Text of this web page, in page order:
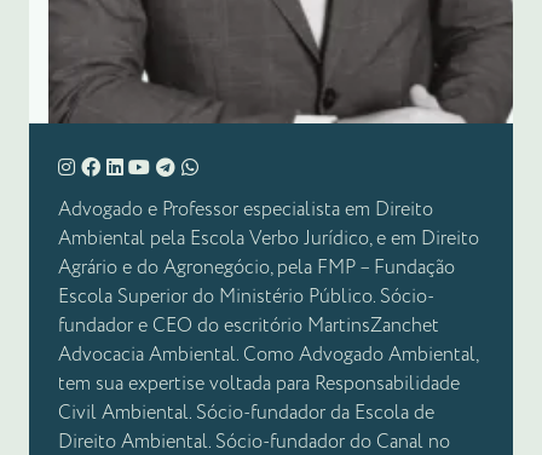
Advogado e Professor especialista em Direito
Ambiental pela Escola Verbo Jurídico, e em Direito
Agrário e do Agronegócio, pela FMP – Fundação
Escola Superior do Ministério Público. Sócio-
fundador e CEO do escritório MartinsZanchet
Advocacia Ambiental. Como Advogado Ambiental,
tem sua expertise voltada para Responsabilidade
Civil Ambiental. Sócio-fundador da Escola de
Direito Ambiental. Sócio-fundador do Canal no